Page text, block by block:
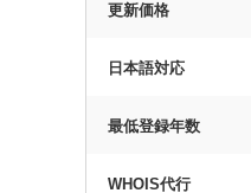
更新価格
日本語対応
最低登録年数
WHOIS代行